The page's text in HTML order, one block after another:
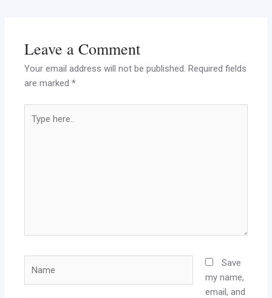
Leave a Comment
Your email address will not be published. Required fields
are marked*
here..
Save
my name,
email, and